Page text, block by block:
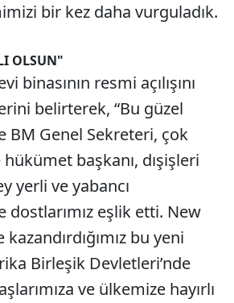
bir kez daha vurguladık.
OLSUN"
binasının resmi açılışını
belirterek, “Bu güzel
BM Genel Sekreteri, çok
hükümet başkanı, dışişleri
yerli ve yabancı
eşlik etti. New
bu yeni
Birleşik Devletleri’nde
ve ülkemize hayırlı